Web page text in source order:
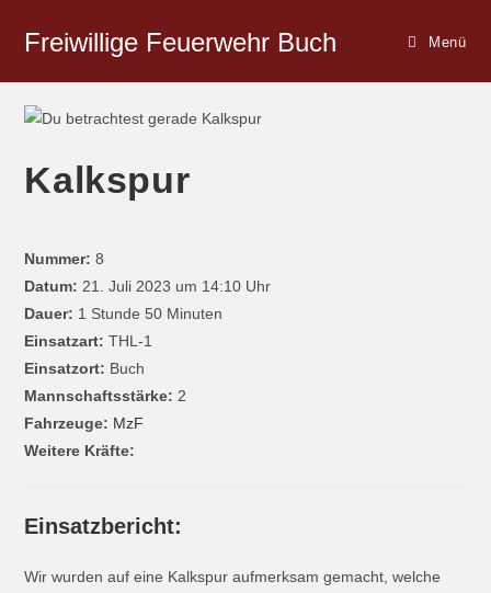
Freiwillige Feuerwehr Buch Menü
Kalkspur
Nummer: 8
Datum: 21. Juli 2023 um 14:10 Uhr
Dauer: 1 Stunde 50 Minuten
Einsatzart: THL-1
Einsatzort: Buch
Mannschaftsstärke: 2
Fahrzeuge: MzF
Weitere Kräfte:
Einsatzbericht:
Wir wurden auf eine Kalkspur aufmerksam gemacht, welche